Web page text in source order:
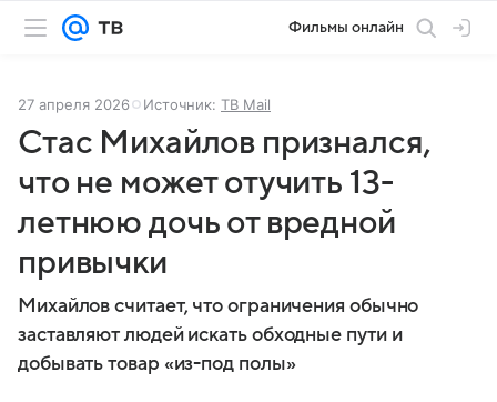
Фильмы онлайн
27 апреля 2026 Источник: ТВ Mail
Стас Михайлов признался,
что не может отучить 13-
летнюю дочь от вредной
привычки
Михайлов считает, что ограничения обычно
заставляют людей искать обходные пути и
добывать товар «из-под полы»